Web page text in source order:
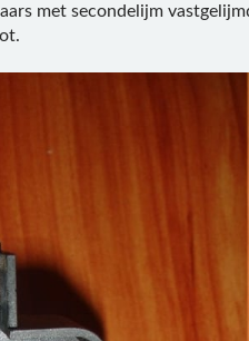
met secondelijm